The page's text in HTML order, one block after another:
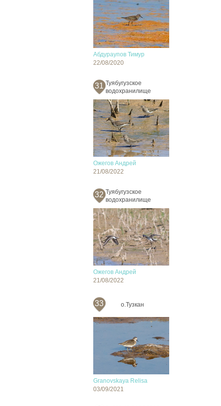
Абдураупов Тимур
22/08/2020
31 Туябугузское
водохранилище
Ожегов Андрей
21/08/2022
32 Туябугузское
водохранилище
Ожегов Андрей
21/08/2022
33 о.Тузкан
Granovskaya Relisa
03/09/2021